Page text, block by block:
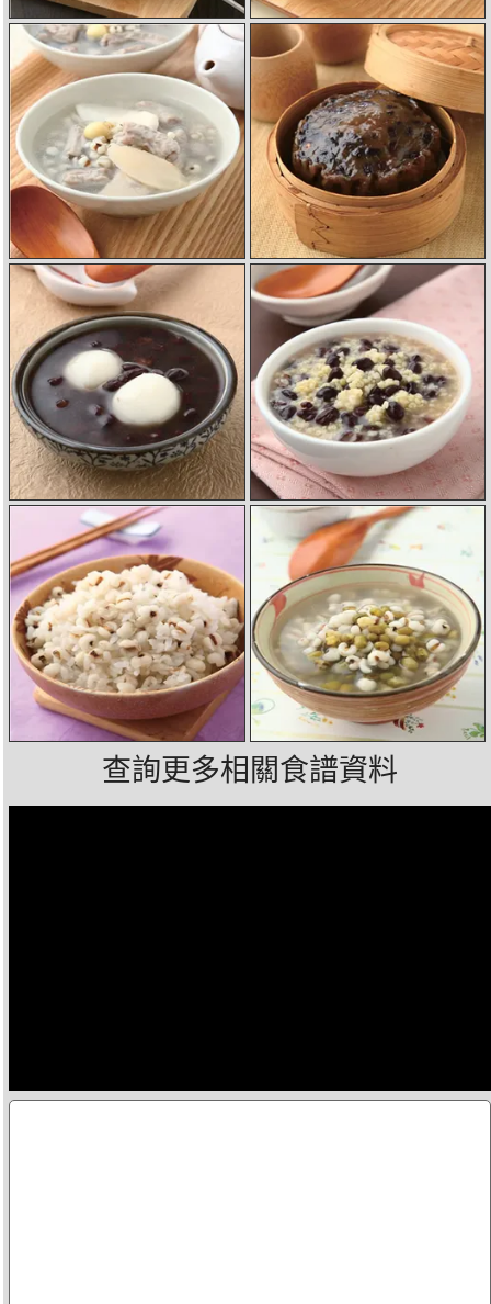
查詢更多相關食譜資料